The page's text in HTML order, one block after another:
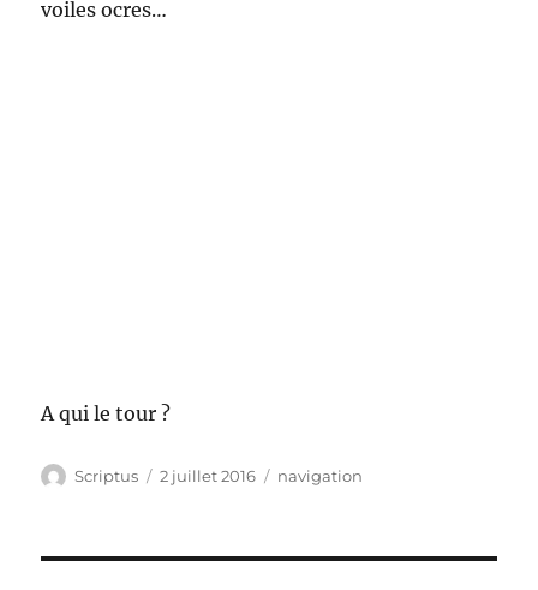
voiles ocres…
A qui le tour ?
Auteur
Scriptus
Publié
2 juillet 2016 Catégories
navigation